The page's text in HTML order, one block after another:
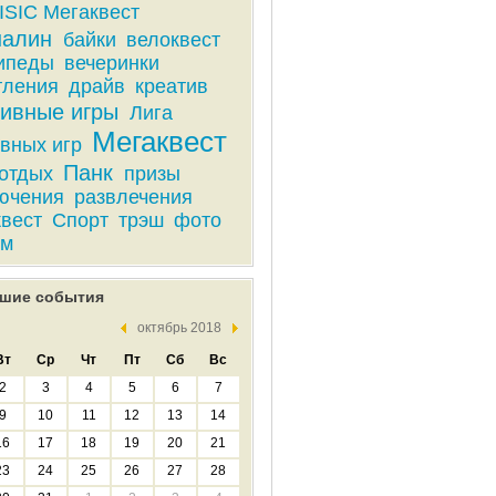
ISIC Мегаквест
байки велоквест
вечеринки
драйв креатив
игры Лига
игр Мегаквест
Панк призы
развлечения
Спорт трэш фото
события
октябрь 2018
Ср Чт Пт Сб
Вс
2 3 4 5 6
7
9 10 11 12 13
14
17 18 19 20
21
24 25 26 27
28